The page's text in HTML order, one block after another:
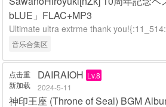
bLUE」FLAC+MP3
Ultimate ultra extrme thank
音乐合集区
点击重
新加载
DAIRAIOH Lv.8
2024-5-11
神印王座 (Throne of Seal) BGM